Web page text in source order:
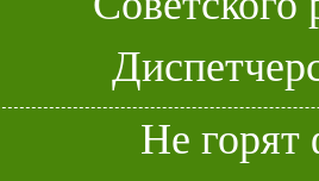
Не горят